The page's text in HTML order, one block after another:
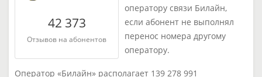
42 373
Отзывов на абонентов
оператору связи Билайн,
если абонент не выполнял
перенос номера другому
оператору.
Оператор «Билайн» располагает 139 278 991